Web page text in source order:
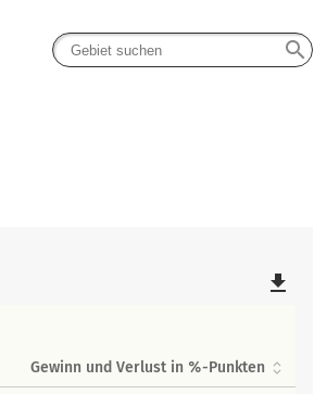
search
file_download
Gewinn und Verlust in %-Punkten